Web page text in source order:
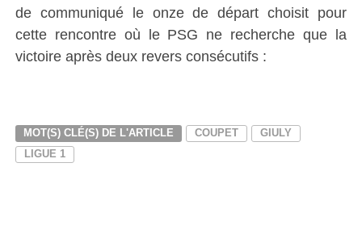
de communiqué le onze de départ choisit pour
cette rencontre où le PSG ne recherche que la
victoire après deux revers consécutifs :
MOT(S) CLÉ(S) DE L'ARTICLE COUPET
GIULY
LIGUE 1